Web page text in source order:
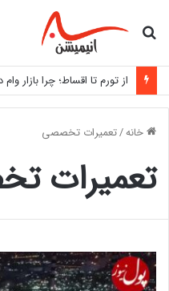
جستجو
از تورم تا اقساط؛ چرا بازار
خانه/تعمیرات تخصصی
تعمیرات